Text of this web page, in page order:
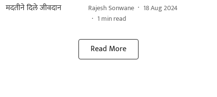
Rajesh Sonwane
18 Aug 2024
1 min read
Read More